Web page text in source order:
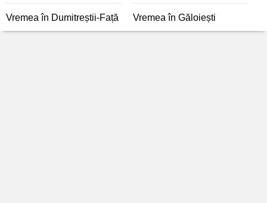
Vremea în Dumitreștii-Față Vremea în Găloiești